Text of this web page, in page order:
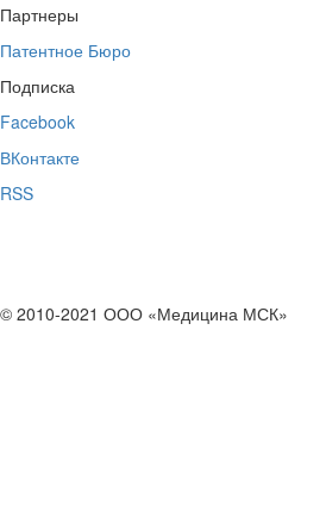
Партнеры
Патентное Бюро
Подписка
Facebook
ВКонтакте
RSS
© 2010-2021 ООО «Медицина МСК»